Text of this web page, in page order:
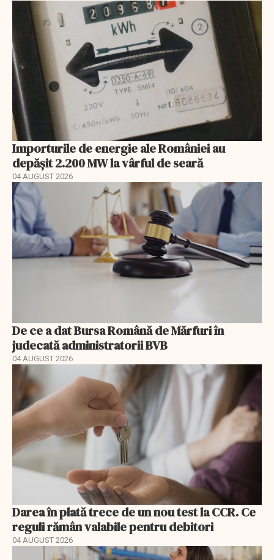
Importurile de energie ale României au
depășit 2.200 MW la vârful de seară
04 AUGUST 2026
De ce a dat Bursa Română de Mărfuri în
judecată administratorii BVB
04 AUGUST 2026
Darea în plată trece de un nou test la CCR. Ce
reguli rămân valabile pentru debitori
04 AUGUST 2026